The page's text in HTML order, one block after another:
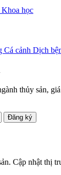
Khoa học
Cá cảnh Dịch
thủy sản,
Đăng ký
Cập nhật thị